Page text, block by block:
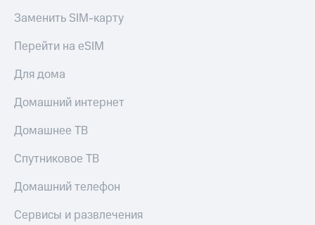
Заменить SIM-карту
Перейти на eSIM
Для дома
Домашний интернет
Домашнее ТВ
Спутниковое ТВ
Домашний телефон
Сервисы и развлечения